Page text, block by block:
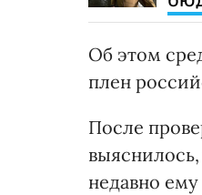
Об этом
плен
После
недавно